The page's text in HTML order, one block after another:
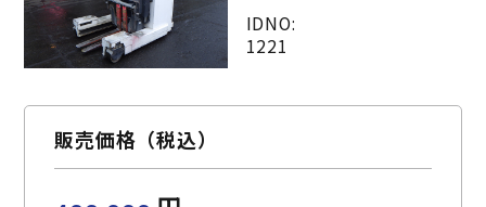
IDNO:
1221
販売価格（税込）